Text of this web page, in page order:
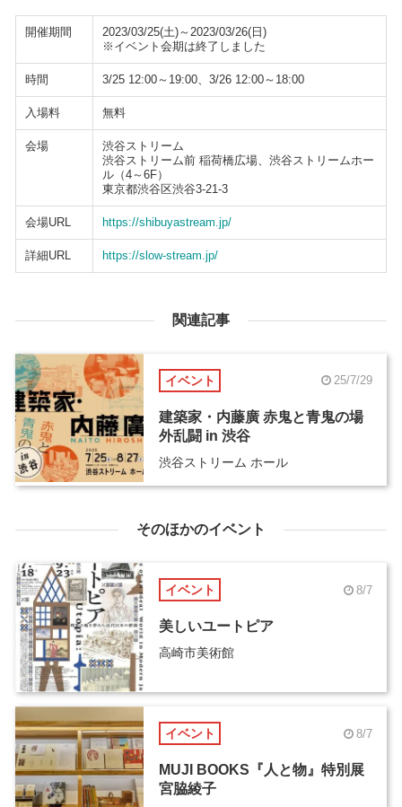
開催期間
2023/03/25(土)～2023/03/26(日)
※イベント会期は終了しました
時間 3/25 12:00～19:00、3/26 12:00～18:00
入場料 無料
会場
渋谷ストリーム
渋谷ストリーム前 稲荷橋広場、渋谷ストリームホー
ル（4～6F）
東京都渋谷区渋谷3-21-3
会場URL https://shibuyastream.jp/
詳細URL https://slow-stream.jp/
関連記事
イベント 25/7/29
建築家・内藤廣 赤鬼と青鬼の場
外乱闘 in 渋谷
渋谷ストリーム ホール
そのほかのイベント
イベント 8/7
美しいユートピア
高崎市美術館
イベント 8/7
MUJI BOOKS『人と物』特別展
宮脇綾子